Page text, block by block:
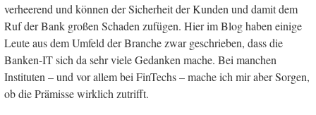
verheerend und können der Sicherheit der Kunden und damit dem
Ruf der Bank großen Schaden zufügen. Hier im Blog haben einige
Leute aus dem Umfeld der Branche zwar geschrieben, dass die
Banken-IT sich da sehr viele Gedanken mache. Bei manchen
Instituten – und vor allem bei FinTechs – mache ich mir aber Sorgen,
ob die Prämisse wirklich zutrifft.